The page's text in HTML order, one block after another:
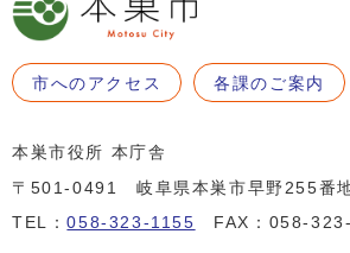
市へのアクセス 各課のご案内
本巣市役所 本庁舎
〒501-0491 岐阜県本巣市早野255番
TEL：058-323-1155 FAX：058-